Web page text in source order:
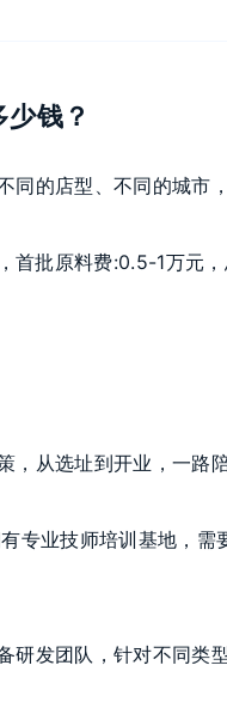
钱？
同的店型、不同的城市
批原料费:0.5-1万元，
，从选址到开业，一路陪
专业技师培训基地，
研发团队，针对不同类